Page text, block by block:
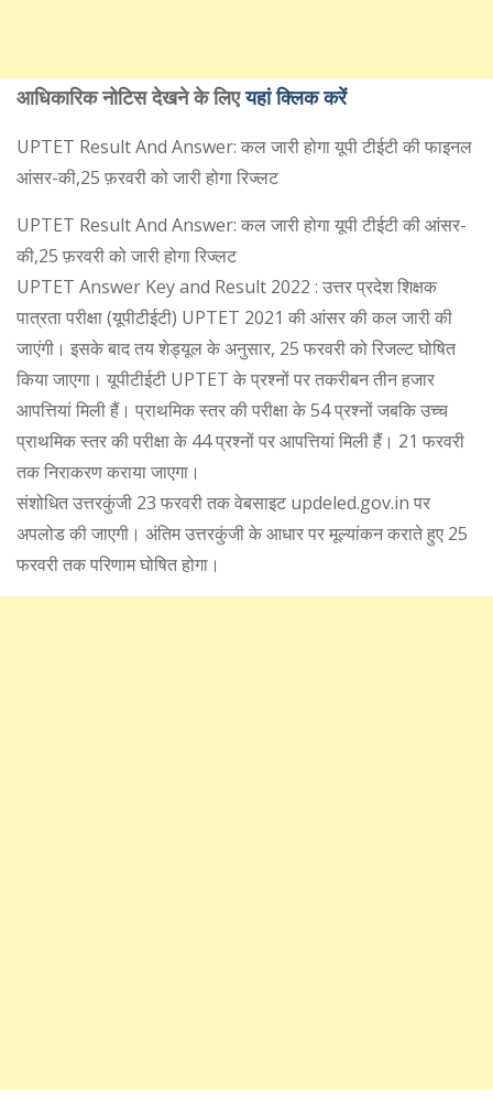
आधिकारिक नोटिस देखने के लिएयहां क्लिक करें
UPTET Result And Answer: कल जारी होगा यूपी टीईटी की फाइनल
आंसर-की,25 फ़रवरी को जारी होगा रिज्लट
UPTET Result And Answer: कल जारी होगा यूपी टीईटी की आंसर-
की,25 फ़रवरी को जारी होगा रिज्लट
UPTET Answer Key and Result 2022 : उत्तर प्रदेश शिक्षक
पात्रता परीक्षा (यूपीटीईटी) UPTET 2021 की आंसर की कल जारी की
जाएंगी। इसके बाद तय शेड्यूल के अनुसार, 25 फरवरी को रिजल्ट घोषित
किया जाएगा। यूपीटीईटी UPTET के प्रश्नों पर तकरीबन तीन हजार
आपत्तियां मिली हैं। प्राथमिक स्तर की परीक्षा के 54 प्रश्नों जबकि उच्च
प्राथमिक स्तर की परीक्षा के 44 प्रश्नों पर आपत्तियां मिली हैं। 21 फरवरी
तक निराकरण कराया जाएगा।
संशोधित उत्तरकुंजी 23 फरवरी तक वेबसाइट updeled.gov.in पर
अपलोड की जाएगी। अंतिम उत्तरकुंजी के आधार पर मूल्यांकन कराते हुए 25
फरवरी तक परिणाम घोषित होगा।